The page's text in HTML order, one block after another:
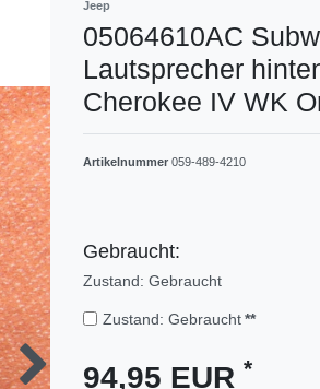
Jeep
05064610AC
Lautsprecher
Cherokee IV WK
Artikelnummer 059-489-4210
Gebraucht:
Zustand: Gebraucht
Zustand: Gebraucht **
94,95 EUR *